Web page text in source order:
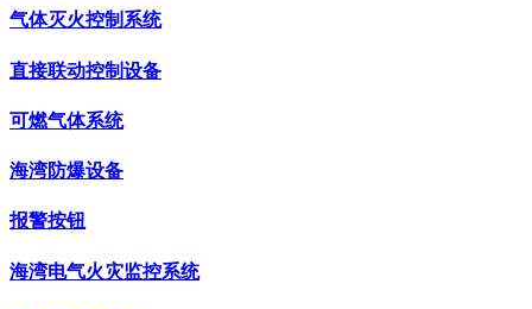
气体灭火控制系统
直接联动控制设备
可燃气体系统
海湾防爆设备
报警按钮
海湾电气火灾监控系统